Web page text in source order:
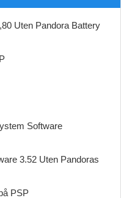
Uten Pandora Battery
Software
3.52 Uten Pandoras
PSP